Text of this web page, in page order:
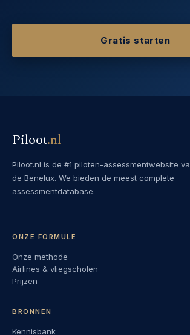
Gratis starten
Piloot.nl
Piloot.nl is de #1 piloten-assessmentwebsite
de Benelux. We bieden de meest complete
assessmentdatabase.
ONZE FORMULE
Onze methode
Airlines & vliegscholen
Prijzen
BRONNEN
Kennisbank